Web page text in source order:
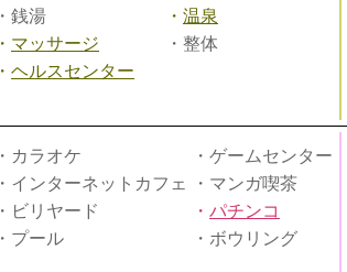
・銭湯 ・ 温泉
・ マッサージ
・整体
・ ヘルスセンター
・カラオケ
・ゲームセンター
・インターネットカフェ
・マンガ喫茶
・ビリヤード
・ パチンコ
・プール
・ボウリング